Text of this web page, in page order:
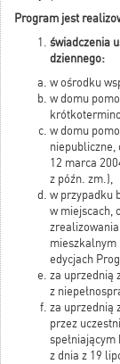
Program jest
świadczenia
dziennego:
w ośrodku
w domu
w domu
niepubliczne,
12 marca
z późn. zm.),
w przypadku
w miejscach,
mieszkalnym
edycjach
za uprzednią
z
za uprzednią
przez
z dnia z 19